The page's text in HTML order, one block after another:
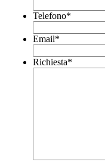
Telefono*
Email*
Richiesta*